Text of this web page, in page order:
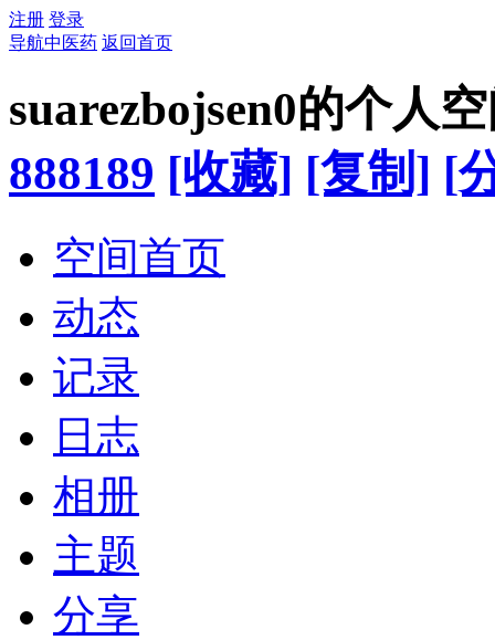
注册 登录
导航中医药 返回首页
suarezbojsen0的个人
888189 [收藏] [复制] [
空间首页
动态
记录
日志
相册
主题
分享